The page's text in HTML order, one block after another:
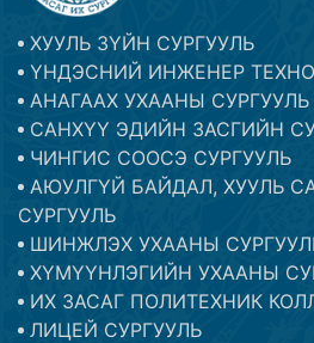
ХУУЛЬ ЗҮЙН СУРГУУЛЬ
ҮНДЭСНИЙ ИНЖЕНЕР
АНАГААХ УХААНЫ СУРГУУЛЬ
САНХҮҮ ЭДИЙН ЗАСГИЙН
ЧИНГИС СООСЭ СУРГУУЛЬ
АЮУЛГҮЙ БАЙДАЛ, ХУУЛЬ
СУРГУУЛЬ
ШИНЖЛЭХ УХААНЫ
ХҮМҮҮНЛЭГИЙН УХААНЫ
ИХ ЗАСАГ ПОЛИТЕХНИК
ЛИЦЕЙ СУРГУУЛЬ